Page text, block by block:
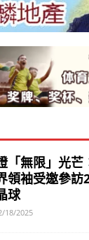
「無限」光
領袖受邀參訪
球
18/2025